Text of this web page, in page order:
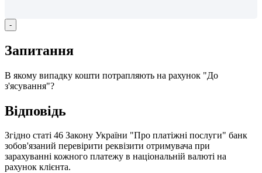
-
Запитання
В якому випадку кошти потрапляють на рахунок "До
з'ясування"?
Відповідь
Згідно статі 46 Закону України "Про платіжні послуги" банк
зобов'язаний перевірити реквізити отримувача при
зарахуванні кожного платежу в національній валюті на
рахунок клієнта.